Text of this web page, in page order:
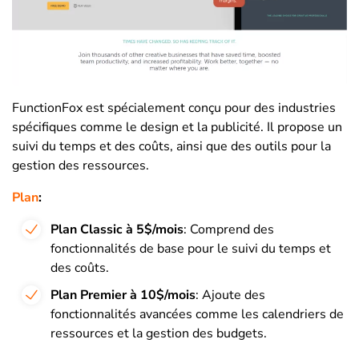
FunctionFox est spécialement conçu pour des industries
spécifiques comme le design et la publicité. Il propose un
suivi du temps et des coûts, ainsi que des outils pour la
gestion des ressources.
Plan:
Plan Classic à 5$/mois: Comprend des
fonctionnalités de base pour le suivi du temps et
des coûts.
Plan Premier à 10$/mois: Ajoute des
fonctionnalités avancées comme les calendriers de
ressources et la gestion des budgets.